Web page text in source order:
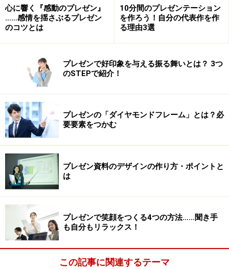
心に響く『感動のプレゼン』
……感情を揺さぶるプレゼン
のコツとは
10分間のプレゼンテーション
を作ろう！自分の代表作を作
る理由3選
プレゼンで好印象を与える振る舞いとは？ 3つ
のSTEPで紹介！
プレゼンの「ダイヤモンドフレーム」とは？必
要要素をつかむ
プレゼン資料のデザインの作り方・ポイントと
は
プレゼンで笑顔をつくる4つの方法……聞き手
も自分もリラックス！
この記事に関連するテーマ